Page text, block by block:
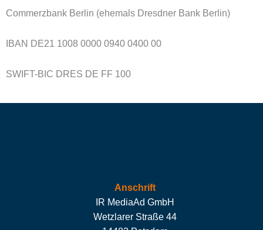
Commerzbank Berlin (ehemals Dresdner Bank Berlin)
IBAN DE21 1008 0000 0940 0400 00
SWIFT-BIC DRES DE FF 100
Anschrift
IR MediaAd GmbH
Wetzlarer Straße 44